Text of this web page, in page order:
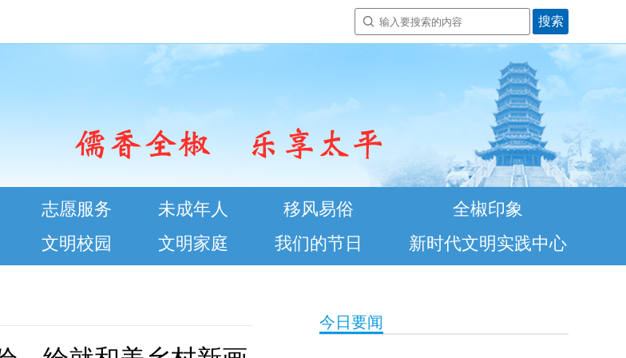
志愿服务
文明校园
未成年人
文明家庭
移风易俗
我们的节日
全椒印象
新时代文明实践中心
今日要闻